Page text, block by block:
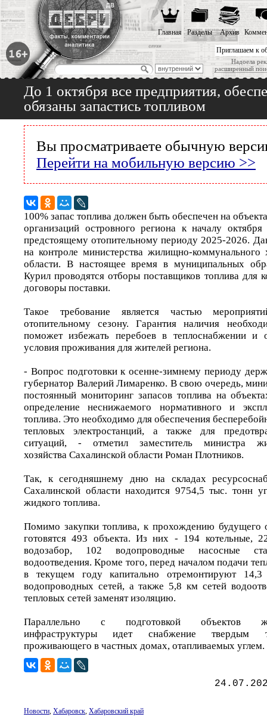
Приглашаем к
Надоела
расширенный
Главная Разделы Архив
До 1 октября все предприятия,
обязаны запастись топливом
Вы просматриваете обычную
Перейти на мобильную версию >>
100% запас топлива должен быть обеспечен на
организаций островного региона к началу
предстоящему отопительному периоду 2025-2026.
на контроле министерства жилищно-коммунального
области. В настоящее время в муниципальных
Курил проводятся отборы поставщиков топлива для
договоры поставки.
Такое требование является частью
отопительному сезону. Гарантия наличия
поможет избежать перебоев в теплоснабжении и
условия проживания для жителей региона.
- Вопрос подготовки к осенне-зимнему периоду
губернатор Валерий Лимаренко. В свою очередь,
постоянный мониторинг запасов топлива на
определение неснижаемого нормативного и
топлива. Это необходимо для обеспечения
тепловых электростанций, а также для
ситуаций, - отметил заместитель министра
хозяйства Сахалинской области Роман Плотников.
Так, к сегодняшнему дню на складах
Сахалинской области находится 9754,5 тыс. тонн
жидкого топлива.
Помимо закупки топлива, к прохождению будущего
готовятся 493 объекта. Из них - 194 котельные,
водозабор, 102 водопроводные насосные
водоотведения. Кроме того, перед началом подачи
в текущем году капитально отремонтируют
водопроводных сетей, а также 5,8 км сетей
тепловых сетей заменят изоляцию.
Параллельно с подготовкой объектов
инфраструктуры идет снабжение твердым
проживающего в частных домах, отапливаемых углем.
Новости, Хабаровск, Хабаровский край